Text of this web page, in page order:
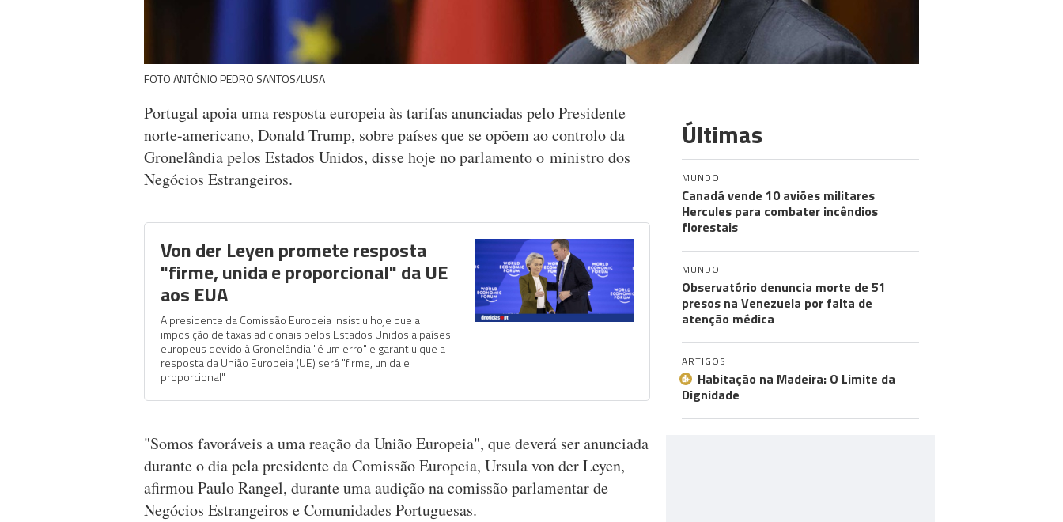
FOTO ANTÓNIO PEDRO SANTOS/LUSA
Portugal apoia uma resposta europeia às tarifas anunciadas pelo Presidente
norte-americano, Donald Trump, sobre países que se opõem ao controlo da
Gronelândia pelos Estados Unidos, disse hoje no parlamento o ministro dos
Negócios Estrangeiros.
Von der Leyen promete resposta
"firme, unida e proporcional" da UE
aos EUA
A presidente da Comissão Europeia insistiu hoje que a
imposição de taxas adicionais pelos Estados Unidos a países
europeus devido à Gronelândia "é um erro" e garantiu que a
resposta da União Europeia (UE) será "firme, unida e
proporcional".
"Somos favoráveis a uma reação da União Europeia", que deverá ser anunciada
durante o dia pela presidente da Comissão Europeia, Ursula von der Leyen,
afirmou Paulo Rangel, durante uma audição na comissão parlamentar de
Negócios Estrangeiros e Comunidades Portuguesas.
Últimas
MUNDO
Canadá vende 10 aviões militares
Hercules para combater incêndios
florestais
MUNDO
Observatório denuncia morte de 51
presos na Venezuela por falta de
atenção médica
ARTIGOS
Habitação na Madeira: O Limite da
Dignidade